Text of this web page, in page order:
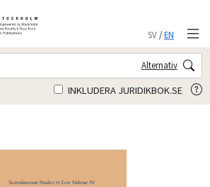
SV/EN
Alternativ
INKLUDERA JURIDIKBOK.SE